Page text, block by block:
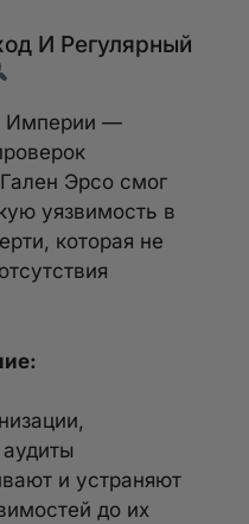
И Регулярный
Империи —
Эрсо смог
уязвимость в
которая не
и устраняют
до их